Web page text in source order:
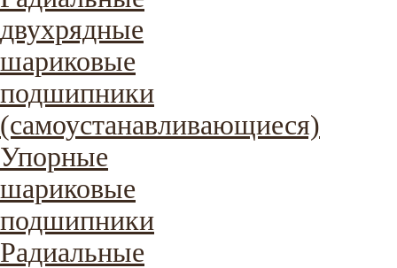
двухрядные
шариковые
подшипники
(самоустанавливающиеся)
Упорные
шариковые
подшипники
Радиальные